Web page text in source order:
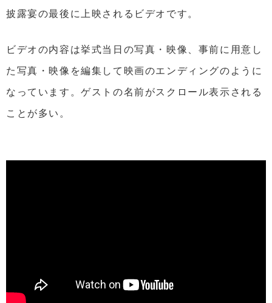
披露宴の最後に上映されるビデオです。
ビデオの内容は挙式当日の写真・映像、事前に用意し
た写真・映像を編集して映画のエンディングのように
なっています。ゲストの名前がスクロール表示される
ことが多い。